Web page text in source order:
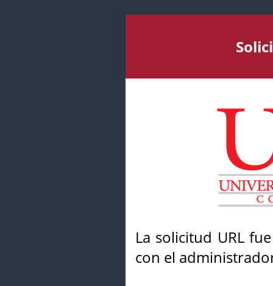
La solicitud URL
con el